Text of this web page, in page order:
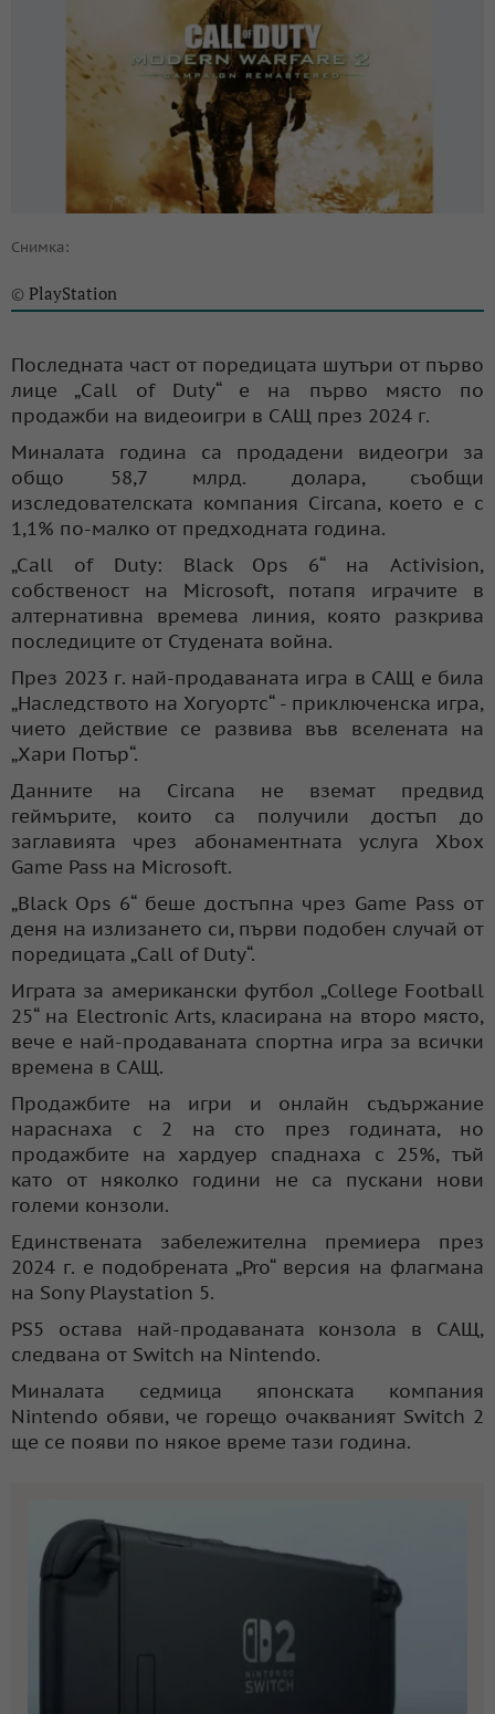
Снимка:
© PlayStation
Последната част от поредицата шутъри от първо
лице „Call of Duty“ е на първо място по
продажби на видеоигри в САЩ през 2024 г.
Миналата година са продадени видеогри за
общо 58,7 млрд. долара, съобщи
изследователската компания Circana, което е с
1,1% по-малко от предходната година.
„Call of Duty: Black Ops 6“ на Activision,
собственост на Microsoft, потапя играчите в
алтернативна времева линия, която разкрива
последиците от Студената война.
През 2023 г. най-продаваната игра в САЩ е била
„Наследството на Хогуортс“ - приключенска игра,
чието действие се развива във вселената на
„Хари Потър“.
Данните на Circana не вземат предвид
геймърите, които са получили достъп до
заглавията чрез абонаментната услуга Xbox
Game Pass на Microsoft.
„Black Ops 6“ беше достъпна чрез Game Pass от
деня на излизането си, първи подобен случай от
поредицата „Call of Duty“.
Играта за американски футбол „College Football
25“ на Electronic Arts, класирана на второ място,
вече е най-продаваната спортна игра за всички
времена в САЩ.
Продажбите на игри и онлайн съдържание
нараснаха с 2 на сто през годината, но
продажбите на хардуер спаднаха с 25%, тъй
като от няколко години не са пускани нови
големи конзоли.
Единствената забележителна премиера през
2024 г. е подобрената „Pro“ версия на флагмана
на Sony Playstation 5.
PS5 остава най-продаваната конзола в САЩ,
следвана от Switch на Nintendo.
Миналата седмица японската компания
Nintendo обяви, че горещо очакваният Switch 2
ще се появи по някое време тази година.